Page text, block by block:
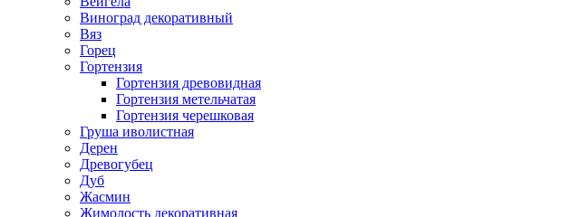
Виноград декоративный
Вяз
Горец
Гортензия
Гортензия древовидная
Гортензия метельчатая
Гортензия черешковая
Груша иволистная
Дерен
Древогубец
Дуб
Жасмин
Жимолость декоративная